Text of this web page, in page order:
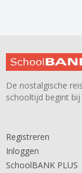
De nostalgische
schooltijd begint
Registreren
Inloggen
SchoolBANK PLUS